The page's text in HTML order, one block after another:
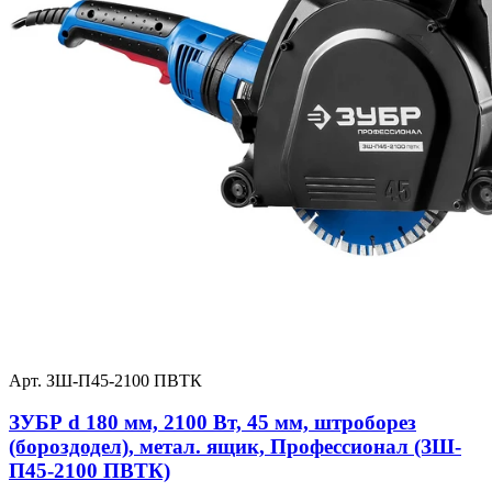
Арт. ЗШ-П45-2100 ПВТК
ЗУБР d 180 мм, 2100 Вт, 45 мм, штроборез
(бороздодел), метал. ящик, Профессионал (ЗШ-
П45-2100 ПВТК)